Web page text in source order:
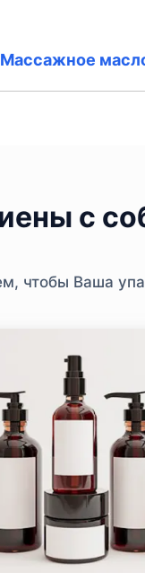
Массажное
с
чтобы Ваша